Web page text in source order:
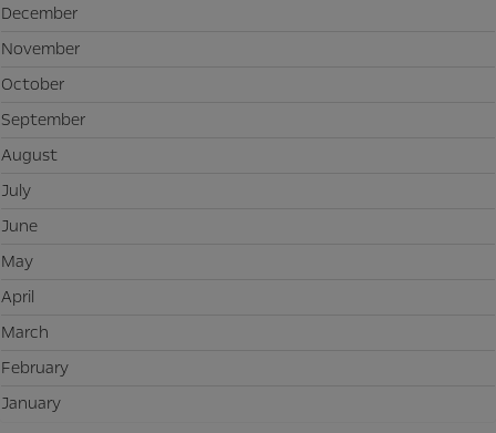
December
November
October
September
August
July
June
May
April
March
February
January